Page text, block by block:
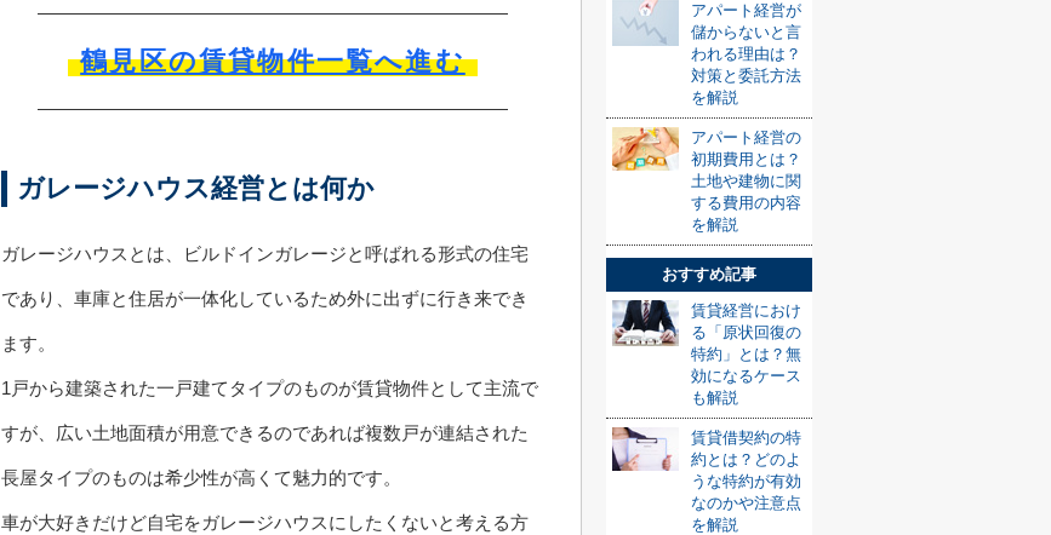
鶴見区の賃貸物件一覧へ進む
ガレージハウス経営とは何か
ガレージハウスとは、ビルドインガレージと呼ばれる形式の住宅
であり、車庫と住居が一体化しているため外に出ずに行き来でき
ます。
1戸から建築された一戸建てタイプのものが賃貸物件として主流で
すが、広い土地面積が用意できるのであれば複数戸が連結された
長屋タイプのものは希少性が高くて魅力的です。
車が大好きだけど自宅をガレージハウスにしたくないと考える方
アパート経営が
儲からないと言
われる理由は？
対策と委託方法
を解説
アパート経営の
初期費用とは？
土地や建物に関
する費用の内容
を解説
おすすめ記事
賃貸経営におけ
る「原状回復の
特約」とは？無
効になるケース
も解説
賃貸借契約の特
約とは？どのよ
うな特約が有効
なのかや注意点
を解説